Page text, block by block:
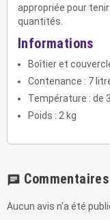
appropriée pour
quantités.
Informations
Boîtier et
Contenance : 7
Température : de
Poids : 2 kg
chat Commentaires
Aucun avis n'a été